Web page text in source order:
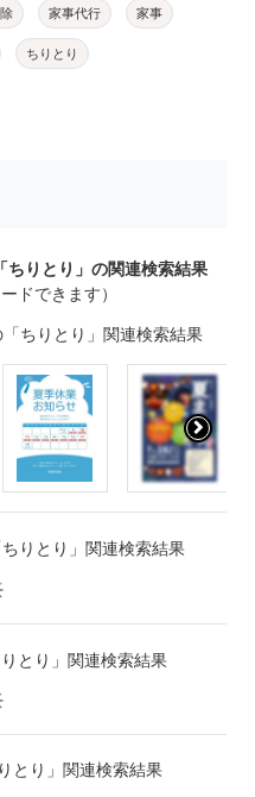
家事代行 家事
ちりとり
ちりとり」の関連検索結果
ドできます）
ちりとり」関連検索結果
りとり」関連検索結果
とり」関連検索結果
とり」関連検索結果